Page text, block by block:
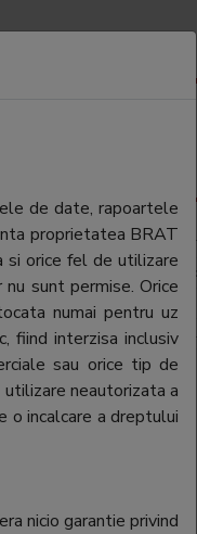
E-
de date, rapoartele
proprietatea BRAT
si orice fel de utilizare
sunt permise. Orice
numai pentru uz
fiind interzisa inclusiv
sau orice tip de
neautorizata a
o incalcare a dreptului
nicio garantie privind